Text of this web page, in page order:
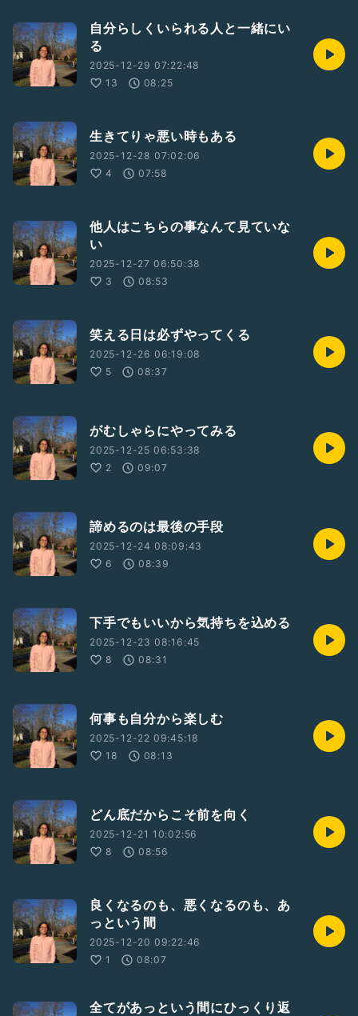
自分らしくいられる人と一緒にい
る
2025-12-29 07:22:48
13
08:25
生きてりゃ悪い時もある
2025-12-28 07:02:06
4
07:58
他人はこちらの事なんて見ていな
い
2025-12-27 06:50:38
3
08:53
笑える日は必ずやってくる
2025-12-26 06:19:08
5
08:37
がむしゃらにやってみる
2025-12-25 06:53:38
2
09:07
諦めるのは最後の手段
2025-12-24 08:09:43
6
08:39
下手でもいいから気持ちを込める
2025-12-23 08:16:45
8
08:31
何事も自分から楽しむ
2025-12-22 09:45:18
18
08:13
どん底だからこそ前を向く
2025-12-21 10:02:56
8
08:56
良くなるのも、悪くなるのも、あ
っという間
2025-12-20 09:22:46
1
08:07
全てがあっという間にひっくり返